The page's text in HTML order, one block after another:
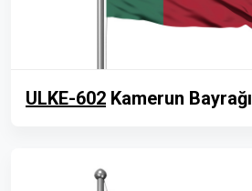
ULKE-602 Kamerun Bayrağı